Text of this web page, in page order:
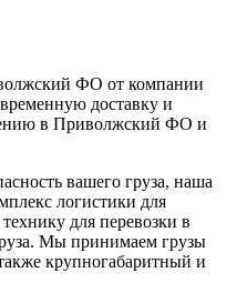
ФО от компании
доставку и
в Приволжский ФО и
вашего груза, наша
логистики для
для перевозки в
Мы принимаем грузы
крупногабаритный и